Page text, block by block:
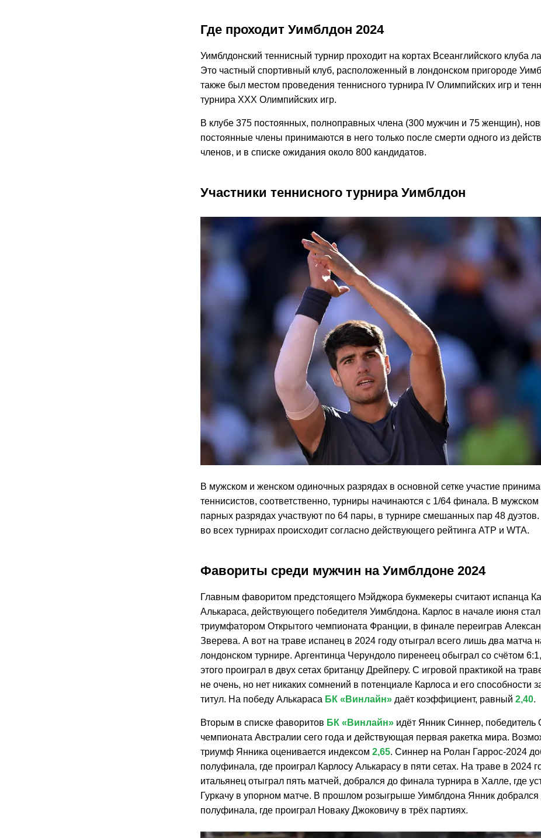
Где проходит Уимблдон 2024
Уимблдонский теннисный турнир проходит на кортах Всеанглийского клуба
Это частный спортивный клуб, расположенный в лондонском пригороде
также был местом проведения теннисного турнира IV Олимпийскиx игр и
турнира XXX Олимпийскиx игр.
В клубе 375 постоянных, полноправныx члена (300 мужчин и 75 женщин),
постоянные члены принимаются в него только после смерти одного из
членов, и в списке ожидания около 800 кандидатов.
Участники теннисного турнира Уимблдон
В мужском и женском одиночных разрядах в основной сетке участие
теннисистов, соответственно, турниры начинаются с 1/64 финала. В
парных разрядах участвуют по 64 пары, в турнире смешанных пар 48
во всех турнирах происходит согласно действующего рейтинга ATP и WTA.
Фавориты среди мужчин на Уимблдоне 2024
Главным фаворитом предстоящего Мэйджора букмекеры считают испанца
Алькараса, действующего победителя Уимблдона. Карлос в начале июня стал
триумфатором Открытого чемпионата Франции, в финале переиграв
Зверева. А вот на траве испанец в 2024 году отыграл всего лишь два матча
лондонском турнире. Аргентинца Черундоло пиренеец обыграл со счётом
этого проиграл в двух сетах британцу Дрейперу. С игровой практикой на
не очень, но нет никаких сомнений в потенциале Карлоса и его способности
титул. На победу Алькараса БК «Винлайн» даёт коэффициент, равный 2,40.
Вторым в списке фаворитов БК «Винлайн» идёт Янник Синнер, победитель
чемпионата Австралии сего года и действующая первая ракетка мира.
триумф Янника оценивается индексом 2,65. Синнер на Ролан Гаррос-2024
полуфинала, где проиграл Карлосу Алькарасу в пяти сетах. На траве в 2024
итальянец отыграл пять матчей, добрался до финала турнира в Халле, где
Гуркачу в упорном матче. В прошлом розыгрыше Уимблдона Янник добрался
полуфинала, где проиграл Новаку Джоковичу в трёх партиях.